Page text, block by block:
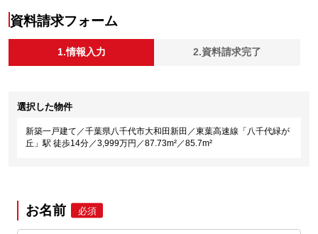
資料請求フォーム
1.情報入力 2.資料請求完了
選択した物件
新築一戸建て／千葉県八千代市大和田新田／東葉高速線「八千代緑が
丘」駅 徒歩14分／3,999万円／87.73m²／85.7m²
お名前 必須